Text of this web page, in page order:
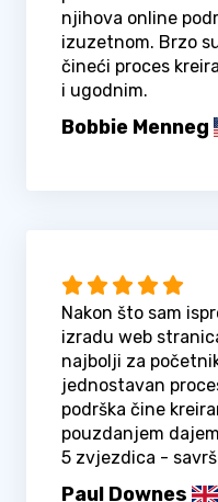
njihova online
izuzetnom. Brzo
čineći proces
i ugodnim.
Bobbie Menneg
Nakon što sam
izradu web
najbolji za
jednostavan
podrška čine
pouzdanjem
5 zvjezdica -
Paul Downes